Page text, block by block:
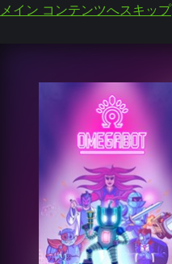
メイン コンテンツへスキップ